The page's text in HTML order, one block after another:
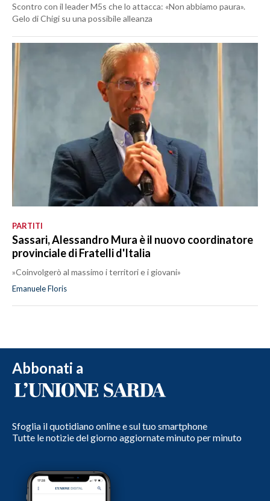
Scontro con il leader M5s che lo attacca: «Non abbiamo paura».
Gelo di Chigi su una possibile alleanza
PARTITI
Sassari, Alessandro Mura è il nuovo coordinatore
provinciale di Fratelli d'Italia
»Coinvolgerò al massimo i territori e i giovani»
Emanuele Floris
Abbonati a
Sfoglia il quotidiano online e sul tuo smartphone
Tutte le notizie del giorno aggiornate minuto per minuto